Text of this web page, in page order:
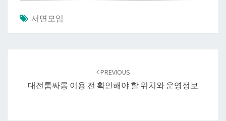
서면모임
PREVIOUS
대전룸싸롱 이용 전 확인해야 할 위치와 운영정보